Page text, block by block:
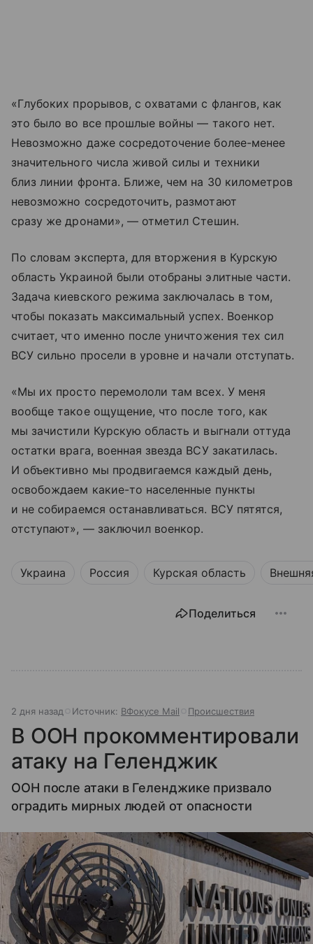
«Глубоких прорывов, с охватами с флангов, как
это было во все прошлые войны — такого нет.
Невозможно даже сосредоточение более-менее
значительного числа живой силы и техники
близ линии фронта. Ближе, чем на 30 километров
невозможно сосредоточить, размотают
сразу же дронами», — отметил Стешин.
По словам эксперта, для вторжения в Курскую
область Украиной были отобраны элитные части.
Задача киевского режима заключалась в том,
чтобы показать максимальный успех. Военкор
считает, что именно после уничтожения тех сил
ВСУ сильно просели в уровне и начали отступать.
«Мы их просто перемололи там всех. У меня
вообще такое ощущение, что после того, как
мы зачистили Курскую область и выгнали оттуда
остатки врага, военная звезда ВСУ закатилась.
И объективно мы продвигаемся каждый день,
освобождаем какие-то населенные пункты
и не собираемся останавливаться. ВСУ пятятся,
отступают», — заключил военкор.
Украина Россия Курская область
Поделиться
2 дня назад Источник: ВФокусе Mail Происшествия
В ООН прокомментировали
атаку на Геленджик
ООН после атаки в Геленджике призвало
оградить мирных людей от опасности